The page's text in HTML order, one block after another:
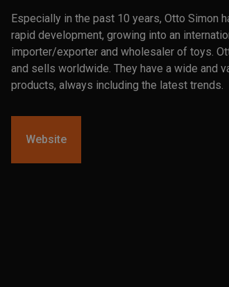
Especially in the past 10 years, Otto Simon
rapid development, growing into an
importer/exporter and wholesaler of toys.
and sells worldwide. They have a wide and
products, always including the latest trends.
Website